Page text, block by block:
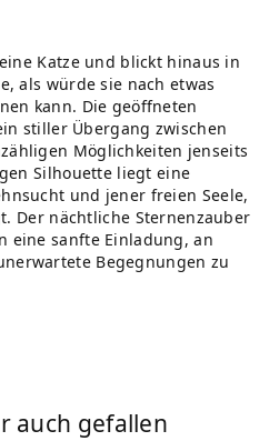
Katze und blickt hinaus in
als würde sie nach etwas
kann. Die geöffneten
stiller Übergang zwischen
Möglichkeiten jenseits
Silhouette liegt eine
und jener freien Seele,
Der nächtliche Sternenzauber
eine sanfte Einladung, an
Begegnungen zu
auch gefallen